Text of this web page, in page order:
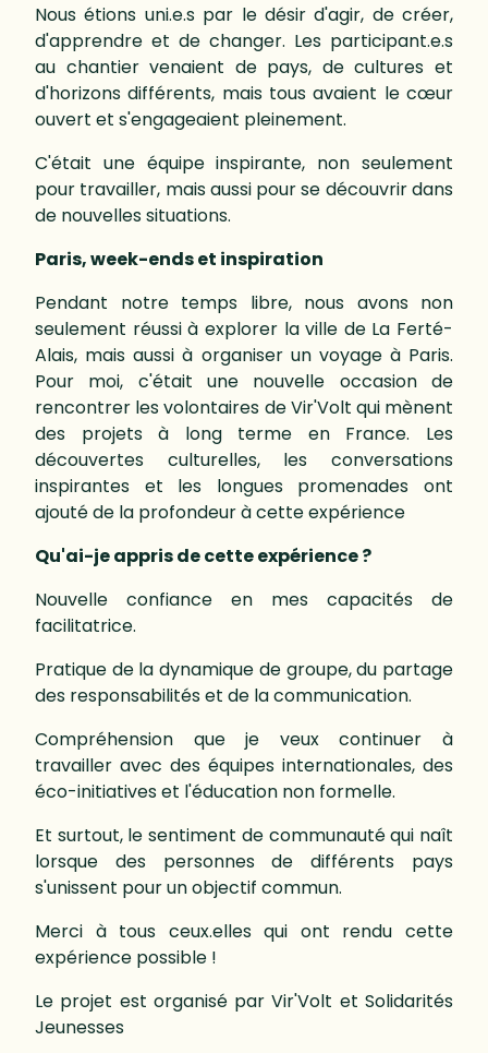
Nous étions uni.e.s par le désir d'agir, de créer,
d'apprendre et de changer. Les participant.e.s
au chantier venaient de pays, de cultures et
d'horizons différents, mais tous avaient le cœur
ouvert et s'engageaient pleinement.
C'était une équipe inspirante, non seulement
pour travailler, mais aussi pour se découvrir dans
de nouvelles situations.
Paris, week-ends et inspiration
Pendant notre temps libre, nous avons non
seulement réussi à explorer la ville de La Ferté-
Alais, mais aussi à organiser un voyage à Paris.
Pour moi, c'était une nouvelle occasion de
rencontrer les volontaires de Vir'Volt qui mènent
des projets à long terme en France. Les
découvertes culturelles, les conversations
inspirantes et les longues promenades ont
ajouté de la profondeur à cette expérience
Qu'ai-je appris de cette expérience ?
Nouvelle confiance en mes capacités de
facilitatrice.
Pratique de la dynamique de groupe, du partage
des responsabilités et de la communication.
Compréhension que je veux continuer à
travailler avec des équipes internationales, des
éco-initiatives et l'éducation non formelle.
Et surtout, le sentiment de communauté qui naît
lorsque des personnes de différents pays
s'unissent pour un objectif commun.
Merci à tous ceux.elles qui ont rendu cette
expérience possible !
Le projet est organisé par Vir'Volt et Solidarités
Jeunesses